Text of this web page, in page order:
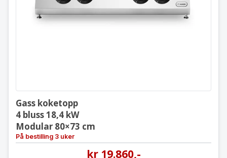
4 bluss 18,4 kW
Modular 80×73 cm
Gass koketopp
4 bluss 18,4 kW
Modular 80×73 cm
På bestilling 3 uker
kr19.860,-